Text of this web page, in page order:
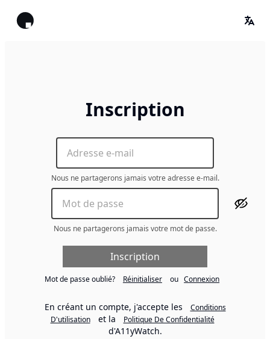
Inscription
Adresse e-mail
Nous ne partagerons jamais votre adresse e-mail.
Mot de passe
Nous ne partagerons jamais votre mot de passe.
Inscription
Mot de passe oublié? Réinitialiser ou Connexion
En créant un compte, j'accepte les
Conditions
D'utilisation
et la Politique De Confidentialité
d'A11yWatch.